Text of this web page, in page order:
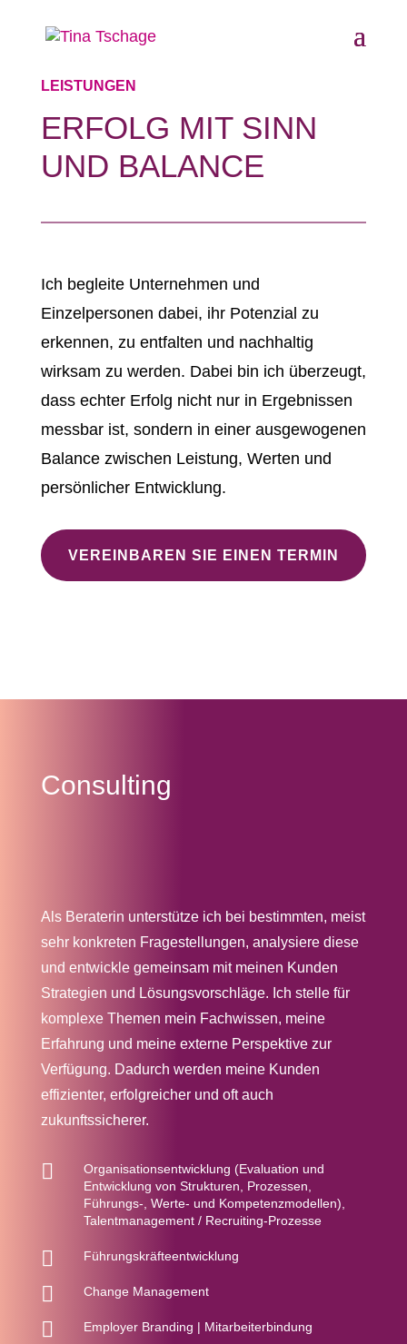
LEISTUNGEN
ERFOLG MIT SINN
UND BALANCE
Ich begleite Unternehmen und
Einzelpersonen dabei, ihr Potenzial zu
erkennen, zu entfalten und nachhaltig
wirksam zu werden. Dabei bin ich überzeugt,
dass echter Erfolg nicht nur in Ergebnissen
messbar ist, sondern in einer ausgewogenen
Balance zwischen Leistung, Werten und
persönlicher Entwicklung.
VEREINBAREN SIE EINEN TERMIN
Consulting
Als Beraterin unterstütze ich bei bestimmten, meist
sehr konkreten Fragestellungen, analysiere diese
und entwickle gemeinsam mit meinen Kunden
Strategien und Lösungsvorschläge. Ich stelle für
komplexe Themen mein Fachwissen, meine
Erfahrung und meine externe Perspektive zur
Verfügung. Dadurch werden meine Kunden
effizienter, erfolgreicher und oft auch
zukunftssicherer.

Organisationsentwicklung (Evaluation und
Entwicklung von Strukturen, Prozessen,
Führungs-, Werte- und Kompetenzmodellen),
Talentmanagement / Recruiting-Prozesse
 Führungskräfteentwicklung
 Change Management
 Employer Branding | Mitarbeiterbindung